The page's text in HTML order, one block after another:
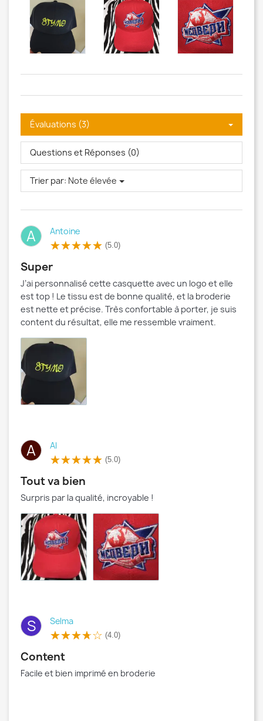
Évaluations (3)
Questions et Réponses (0)
Trier par: Note élevée
A Antoine
(5.0)
Super
J’ai personnalisé cette casquette avec un logo et elle
est top ! Le tissu est de bonne qualité, et la broderie
est nette et précise. Très confortable à porter, je suis
content du résultat, elle me ressemble vraiment.
A Al
(5.0)
Tout va bien
Surpris par la qualité, incroyable !
S Selma
(4.0)
Content
Facile et bien imprimé en broderie